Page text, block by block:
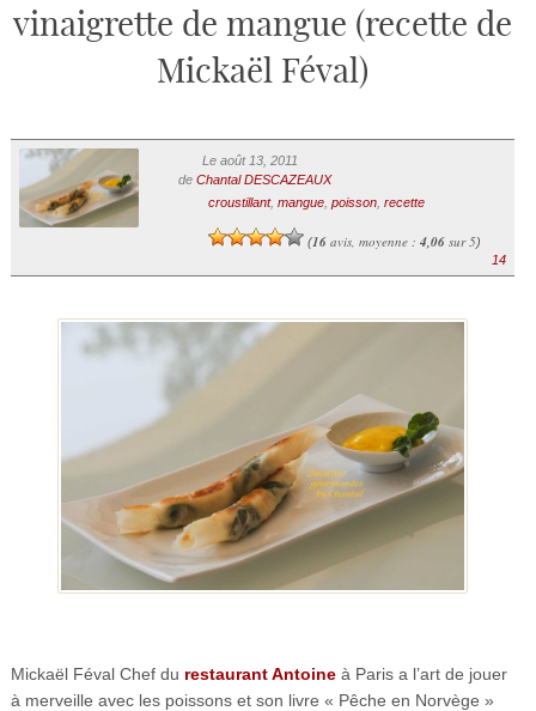
vinaigrette de mangue (recette de
Mickaël Féval)
Le août 13, 2011
de Chantal DESCAZEAUX
croustillant, mangue, poisson, recette
(16avis, moyenne : 4,06sur 5)
14
Mickaël Féval Chef du restaurant Antoineà Paris a l’art de jouer
à merveille avec les poissons et son livre « Pêche en Norvège »